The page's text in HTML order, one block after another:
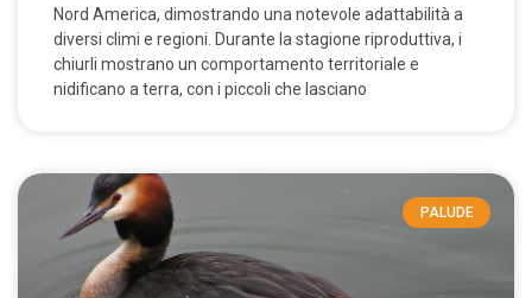
Nord America, dimostrando una notevole adattabilità a
diversi climi e regioni. Durante la stagione riproduttiva, i
chiurli mostrano un comportamento territoriale e
nidificano a terra, con i piccoli che lasciano
PALUDE